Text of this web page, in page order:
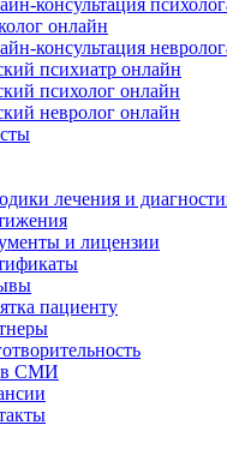
консультация
онлайн
консультация
психиатр онлайн
психолог онлайн
невролог онлайн
лечения и
и лицензии
пациенту
СМИ